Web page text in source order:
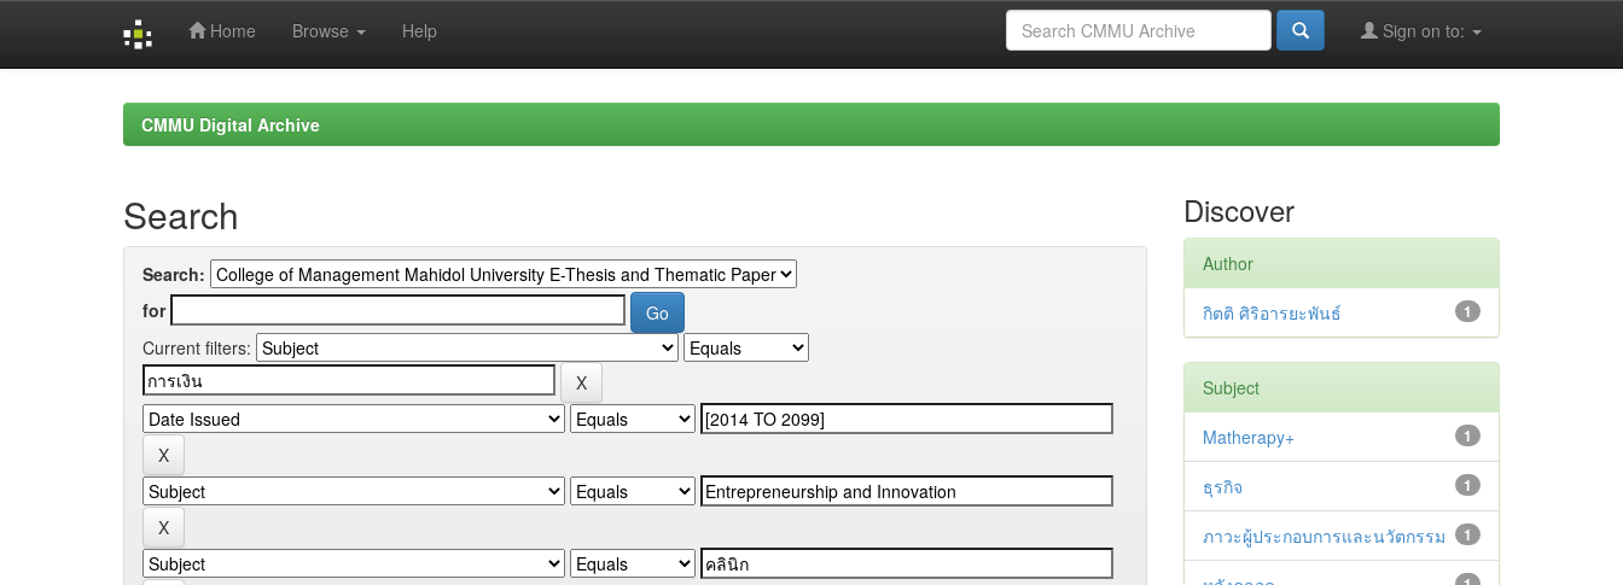
Home Browse Help Sign on to:
CMMU Digital Archive
Search
Search:
for
Current filters:
Discover
Author
1
กิตติ ศิริอารยะพันธ์
Subject
1
Matherapy+
1
ธุรกิจ
1
ภาวะผู้ประกอบการและนวัตกรรม